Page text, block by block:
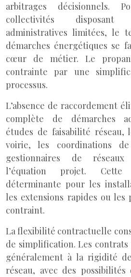
arbitrages décisionnels.
collectivités
administratives limitées, le
démarches énergétiques se
cœur de métier. Le
contrainte par une
processus.
L’absence de raccordement
complète de démarches
études de faisabilité réseau,
voirie, les coordinations
gestionnaires de
l’équation projet.
déterminante pour les
les extensions rapides ou les
contraint.
La flexibilité contractuelle
de simplification. Les
généralement à la rigidité
réseau, avec des